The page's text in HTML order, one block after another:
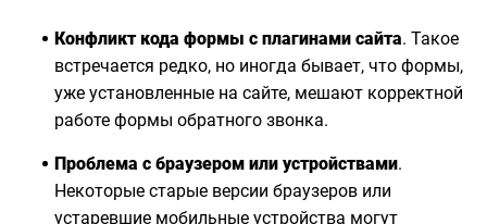
Конфликт кода формы с плагинами сайта. Такое
встречается редко, но иногда бывает, что формы,
уже установленные на сайте, мешают корректной
работе формы обратного звонка.
Проблема с браузером или устройствами.
Некоторые старые версии браузеров или
устаревшие мобильные устройства могут